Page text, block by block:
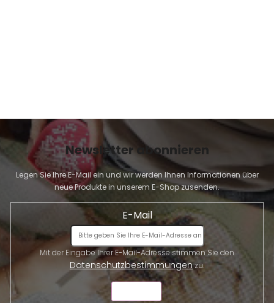
Newsletter abonnieren
Legen Sie Ihre E-Mail ein und wir werden Ihnen Informationen über
neue Produkte in unserem E-Shop zusenden.
E-Mail
Datenschutzbestimmungenzu.